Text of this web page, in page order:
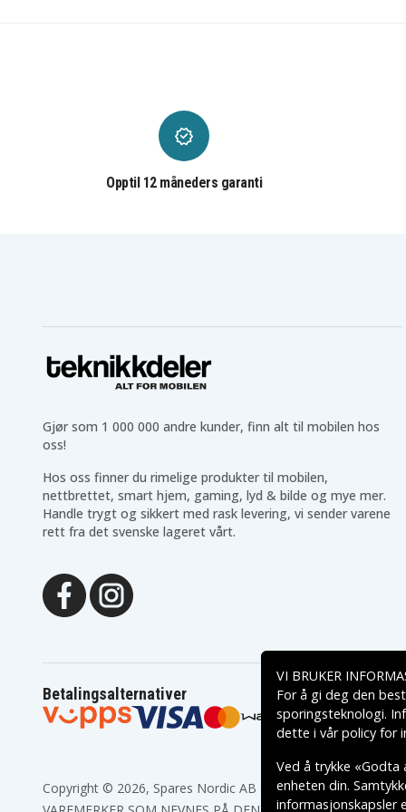
Opptil 12 måneders garanti
Gjør som 1 000 000 andre kunder, finn alt til mobilen hos
oss!
Hos oss finner du rimelige produkter til mobilen,
nettbrettet, smart hjem, gaming, lyd & bilde og mye mer.
Handle trygt og sikkert med rask levering, vi sender varene
rett fra det svenske lageret vårt.
Betalingsalternativer
Copyright © 2026, Spares Nordic AB
VI BRUKER
For å gi deg den
sporingsteknologi.
dette i vårpolicy for
Ved å trykke «Godta
enheten din.
informasjonskapsler